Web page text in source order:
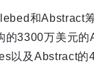
和Abstract
3300万美元的
以及Abstract的